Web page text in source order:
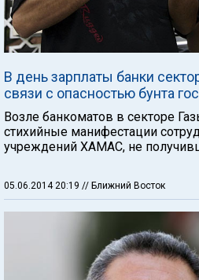
В день зарплаты банки
связи с опасностью бунта
Возле банкоматов в секторе
стихийные манифестации
учреждений ХАМАС, не
05.06.2014 20:19 // Ближний Восток